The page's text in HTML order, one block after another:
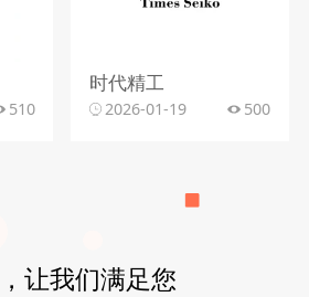
510
时代精工
2026-01-19 500
让我们满足您